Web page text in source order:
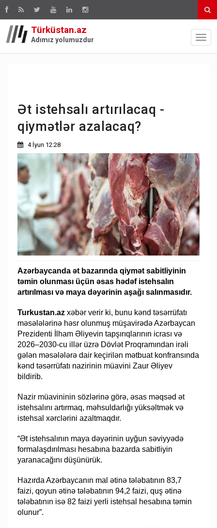
Türküstan.az
Adımız yolumuzdur
Ət istehsalı artırılacaq -
qiymətlər azalacaq?
4 İyun 12:28
Azərbaycanda ət bazarında qiymət sabitliyinin
təmin olunması üçün əsas hədəf istehsalın
artırılması və maya dəyərinin aşağı salınmasıdır.
Turkustan.azxəbər verir ki, bunu kənd təsərrüfatı
məsələlərinə həsr olunmuş müşavirədə Azərbaycan
Prezidenti İlham Əliyevin tapşırıqlarının icrası və
2026–2030-cu illər üzrə Dövlət Proqramından irəli
gələn məsələlərə dair keçirilən mətbuat konfransında
kənd təsərrüfatı nazirinin müavini Zaur Əliyev
bildirib.
Nazir müavininin sözlərinə görə, əsas məqsəd ət
istehsalını artırmaq, məhsuldarlığı yüksəltmək və
istehsal xərclərini azaltmaqdır.
“Ət istehsalının maya dəyərinin uyğun səviyyədə
formalaşdırılması hesabına bazarda sabitliyin
yaranacağını düşünürük.
Hazırda Azərbaycanın mal ətinə tələbatının 83,7
faizi, qoyun ətinə tələbatının 94,2 faizi, quş ətinə
tələbatının isə 82 faizi yerli istehsal hesabına təmin
olunur”.